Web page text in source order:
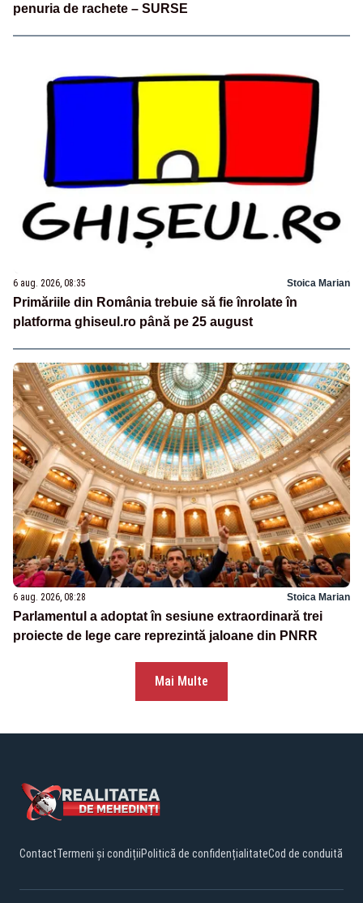
penuria de rachete – SURSE
6 aug. 2026, 08:35 Stoica Marian
Primăriile din România trebuie să fie înrolate în
platforma ghiseul.ro până pe 25 august
6 aug. 2026, 08:28 Stoica Marian
Parlamentul a adoptat în sesiune extraordinară trei
proiecte de lege care reprezintă jaloane din PNRR
Mai Multe
ContactTermeni și condițiiPolitică de confidențialitateCod de conduită